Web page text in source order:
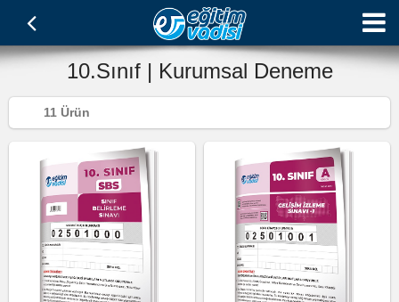
10.Sınıf | Kurumsal Deneme
11 Ürün